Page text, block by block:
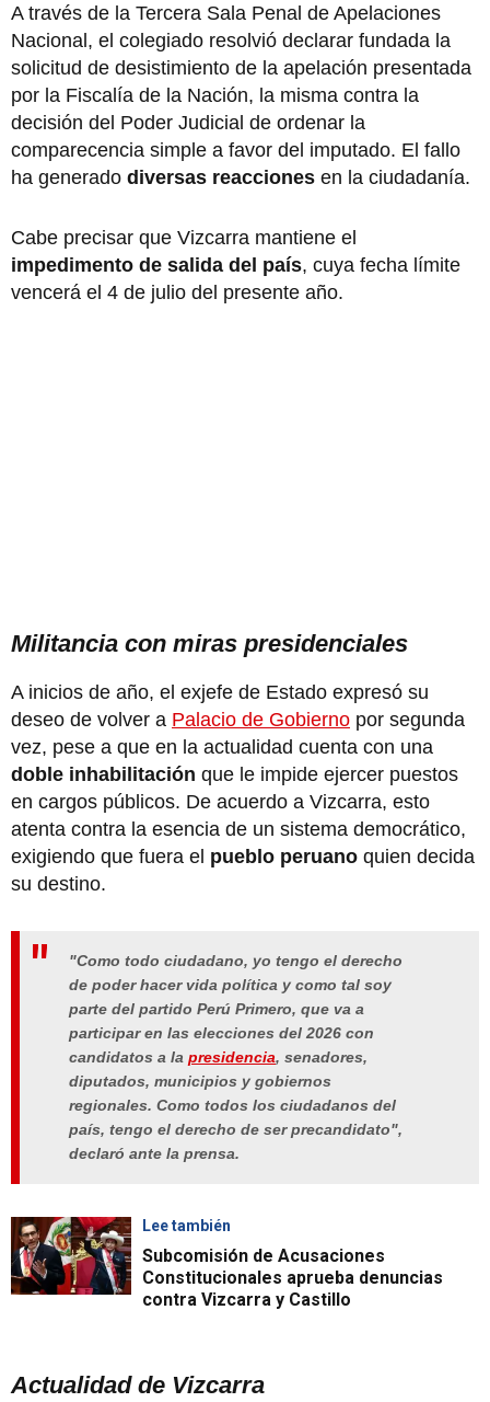
A través de la Tercera Sala Penal de Apelaciones
Nacional, el colegiado resolvió declarar fundada la
solicitud de desistimiento de la apelación presentada
por la Fiscalía de la Nación, la misma contra la
decisión del Poder Judicial de ordenar la
comparecencia simple a favor del imputado. El fallo
ha generado diversas reacciones en la ciudadanía.
Cabe precisar que Vizcarra mantiene el
impedimento de salida del país, cuya fecha límite
vencerá el 4 de julio del presente año.
Militancia con miras presidenciales
A inicios de año, el exjefe de Estado expresó su
deseo de volver a Palacio de Gobierno por segunda
vez, pese a que en la actualidad cuenta con una
doble inhabilitación que le impide ejercer puestos
en cargos públicos. De acuerdo a Vizcarra, esto
atenta contra la esencia de un sistema democrático,
exigiendo que fuera el pueblo peruano quien decida
su destino.
"Como todo ciudadano, yo tengo el derecho
de poder hacer vida política y como tal soy
parte del partido Perú Primero, que va a
participar en las elecciones del 2026 con
candidatos a la presidencia, senadores,
diputados, municipios y gobiernos
regionales. Como todos los ciudadanos del
país, tengo el derecho de ser precandidato",
declaró ante la prensa.
Lee también
Subcomisión de Acusaciones
Constitucionales aprueba denuncias
contra Vizcarra y Castillo
Actualidad de Vizcarra